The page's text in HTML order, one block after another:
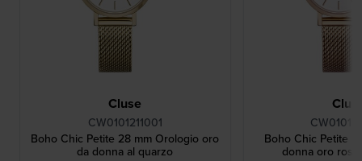
Cluse
CW0101211001
Boho Chic Petite 28 mm Orologio oro
da donna al quarzo
Boho Chic Petite
donna oro